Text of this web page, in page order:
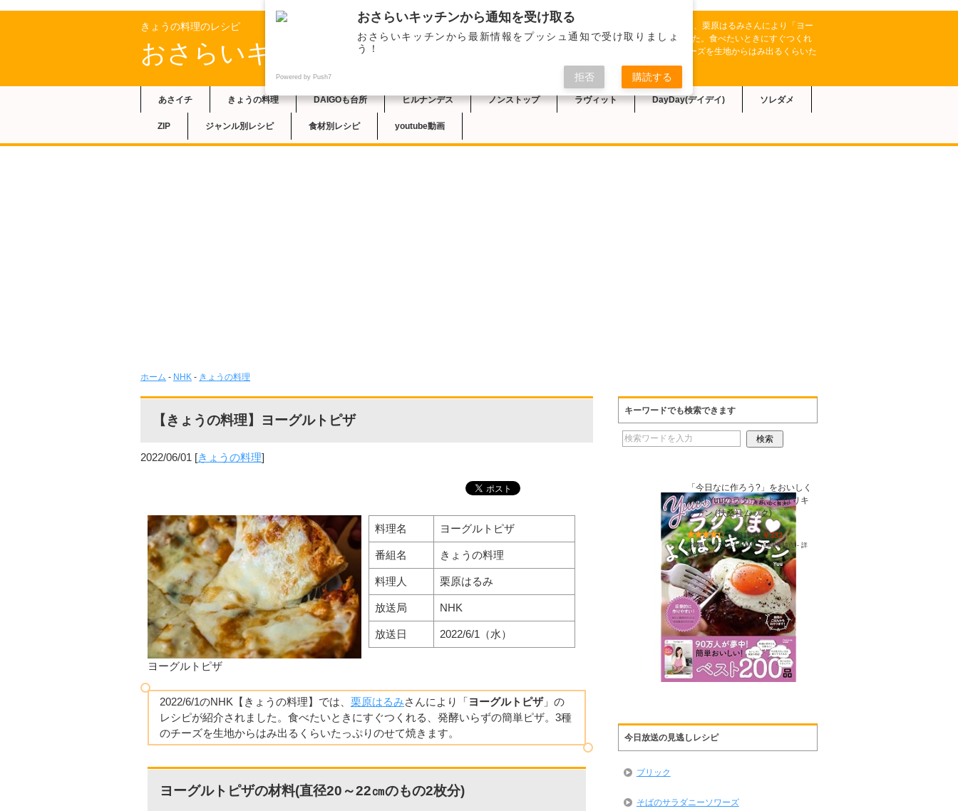
きょうの料理のレシピ
おさらいキッチン
2022/6/1のNHK【きょうの料理】では、栗原はるみさんにより「ヨー
グルトピザ」のレシピが紹介されました。食べたいときにすぐつくれ
る、発酵いらずの簡単ピザ。3種のチーズを生地からはみ出るくらいた
っぷりのせて焼きます。
あさイチ きょうの料理 DAIGOも台所 ヒルナンデス ノンストップ ラヴィット DayDay(デイデイ) ソレダメ
ZIP ジャンル別レシピ 食材別レシピ youtube動画
ホーム - NHK - きょうの料理
【きょうの料理】ヨーグルトピザ
2022/06/01 [きょうの料理]
ヨーグルトピザ
料理名 ヨーグルトピザ
番組名 きょうの料理
料理人 栗原はるみ
放送局 NHK
放送日 2022/6/1（水）
2022/6/1のNHK【きょうの料理】では、 栗原はるみさんにより「ヨーグルトピザ」の
レシピが紹介されました。食べたいときにすぐつくれる、発酵いらずの簡単ピザ。3種
のチーズを生地からはみ出るくらいたっぷりのせて焼きます。
ヨーグルトピザの材料(直径20～22㎝のもの2枚分)
キーワードでも検索できます
「今日なに作ろう?」をおいしく
解決! Yuuのラクうまよくばりキ
ッチン (扶桑社ムック)
(543134) ￥333
(2026/08/07 22:14 GMT +09:00 時点 -詳
細はこちら)
今日放送の見逃しレシピ
ブリック
そばのサラダニーソワーズ
おさらいキッチンから通知を受け取る
おさらいキッチンから最新情報をプッシュ通知で受け取りましょ
う！
Powered by Push7 拒否 購読する